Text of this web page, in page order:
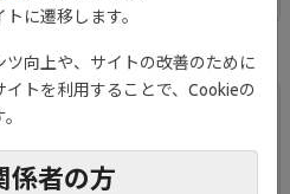
に遷移します。
向上や、サイトの改善のために
トを利用することで、Cookieの
係者の方